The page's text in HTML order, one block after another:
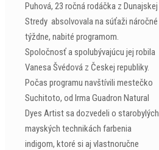
Puhová, 23 ročná rodáčka z Dunajskej
Stredy absolvovala na súťaži náročné
týždne, nabité programom.
Spoločnosť a spolubývajúcu jej robila
Vanesa Švédová z Českej republiky.
Počas programu navštívili mestečko
Suchitoto, od Irma Guadron Natural
Dyes Artist sa dozvedeli o starobylých
mayských technikách farbenia
indigom, ktoré si aj vlastnoručne